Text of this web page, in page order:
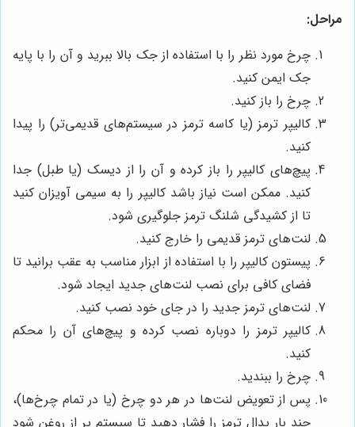
مراحل:
چرخ مورد نظر را با استفاده از جک بالا ببرید و آن را با پایه
جک ایمن کنید.
چرخ را باز کنید.
کالیپر ترمز (یا کاسه ترمز در سیستم‌های قدیمی‌تر) را پیدا
کنید.
پیچ‌های کالیپر را باز کرده و آن را از دیسک (یا طبل) جدا
کنید. ممکن است نیاز باشد کالیپر را به سیمی آویزان کنید
تا از کشیدگی شلنگ ترمز جلوگیری شود.
لنت‌های ترمز قدیمی را خارج کنید.
پیستون کالیپر را با استفاده از ابزار مناسب به عقب برانید تا
فضای کافی برای نصب لنت‌های جدید ایجاد شود.
لنت‌های ترمز جدید را در جای خود نصب کنید.
کالیپر ترمز را دوباره نصب کرده و پیچ‌های آن را محکم
کنید.
چرخ را ببندید.
پس از تعویض لنت‌ها در هر دو چرخ (یا در تمام چرخ‌ها)،
چند بار پدال ترمز را فشار دهید تا سیستم پر از روغن شود